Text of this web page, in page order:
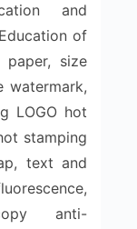
and
of
paper, size
watermark,
LOGO hot
stamping
text and
anti-